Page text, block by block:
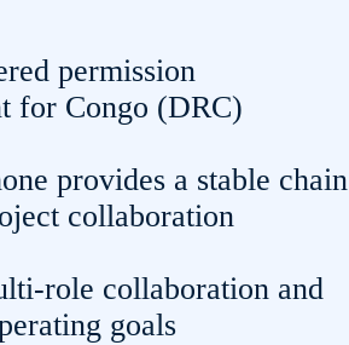
permission
for Congo (DRC)
provides a stable chain
collaboration
role collaboration and
goals